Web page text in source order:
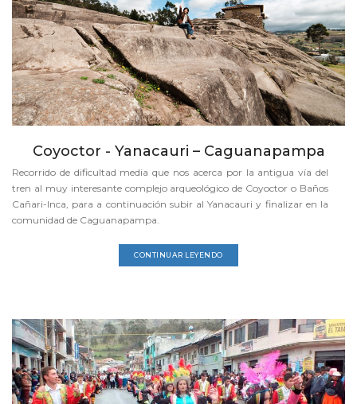
Coyoctor - Yanacauri – Caguanapampa
Recorrido de dificultad media que nos acerca por la antigua vía del
tren al muy interesante complejo arqueológico de Coyoctor o Baños
Cañari-Inca, para a continuación subir al Yanacauri y finalizar en la
comunidad de Caguanapampa.
CONTINUAR LEYENDO